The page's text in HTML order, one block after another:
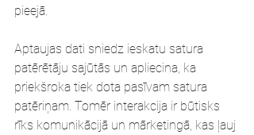
pieejā.
Aptaujas dati sniedz ieskatu satura
patērētāju sajūtās un apliecina, ka
priekšroka tiek dota pasīvam satura
patēriņam. Tomēr interakcija ir būtisks
rīks komunikācijā un mārketingā, kas ļauj